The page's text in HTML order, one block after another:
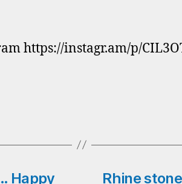
https://instagr.am/p/
Happy
Rhine